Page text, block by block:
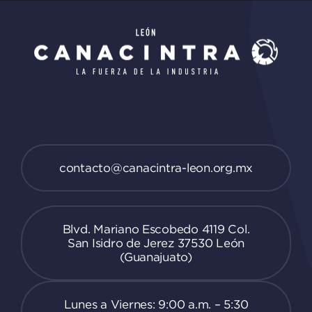
contacto@canacintra-leon.org.mx
Blvd. Mariano Escobedo 4119 Col.
San Isidro de Jerez 37530 León
(Guanajuato)
Lunes a Viernes: 9:00 a.m. – 5:30